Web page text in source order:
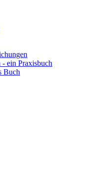
ein Praxisbuch
Buch